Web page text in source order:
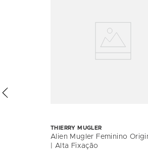
THIERRY MUGLER
Alien Mugler Feminino
| Alta Fixação